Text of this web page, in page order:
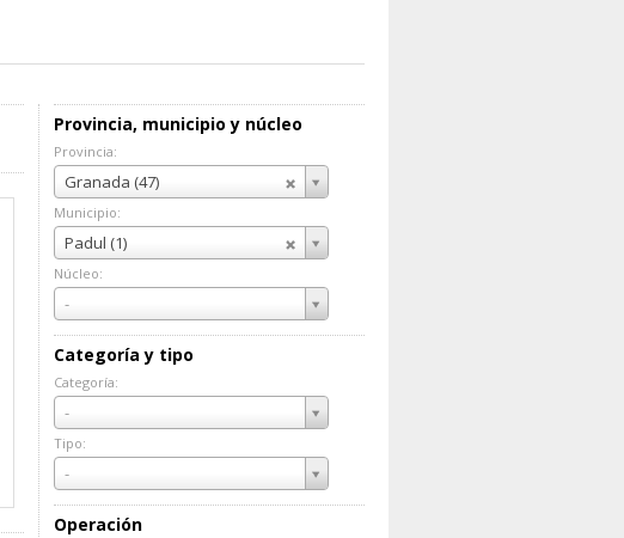
Provincia, municipio y núcleo
Provincia:
Granada (47)
Provincia:
Municipio:
Padul (1)
Municipio:
Núcleo:
-
Núcleo:
Categoría y tipo
Categoría:
-
Categoría:
Tipo:
-
Tipo:
Operación